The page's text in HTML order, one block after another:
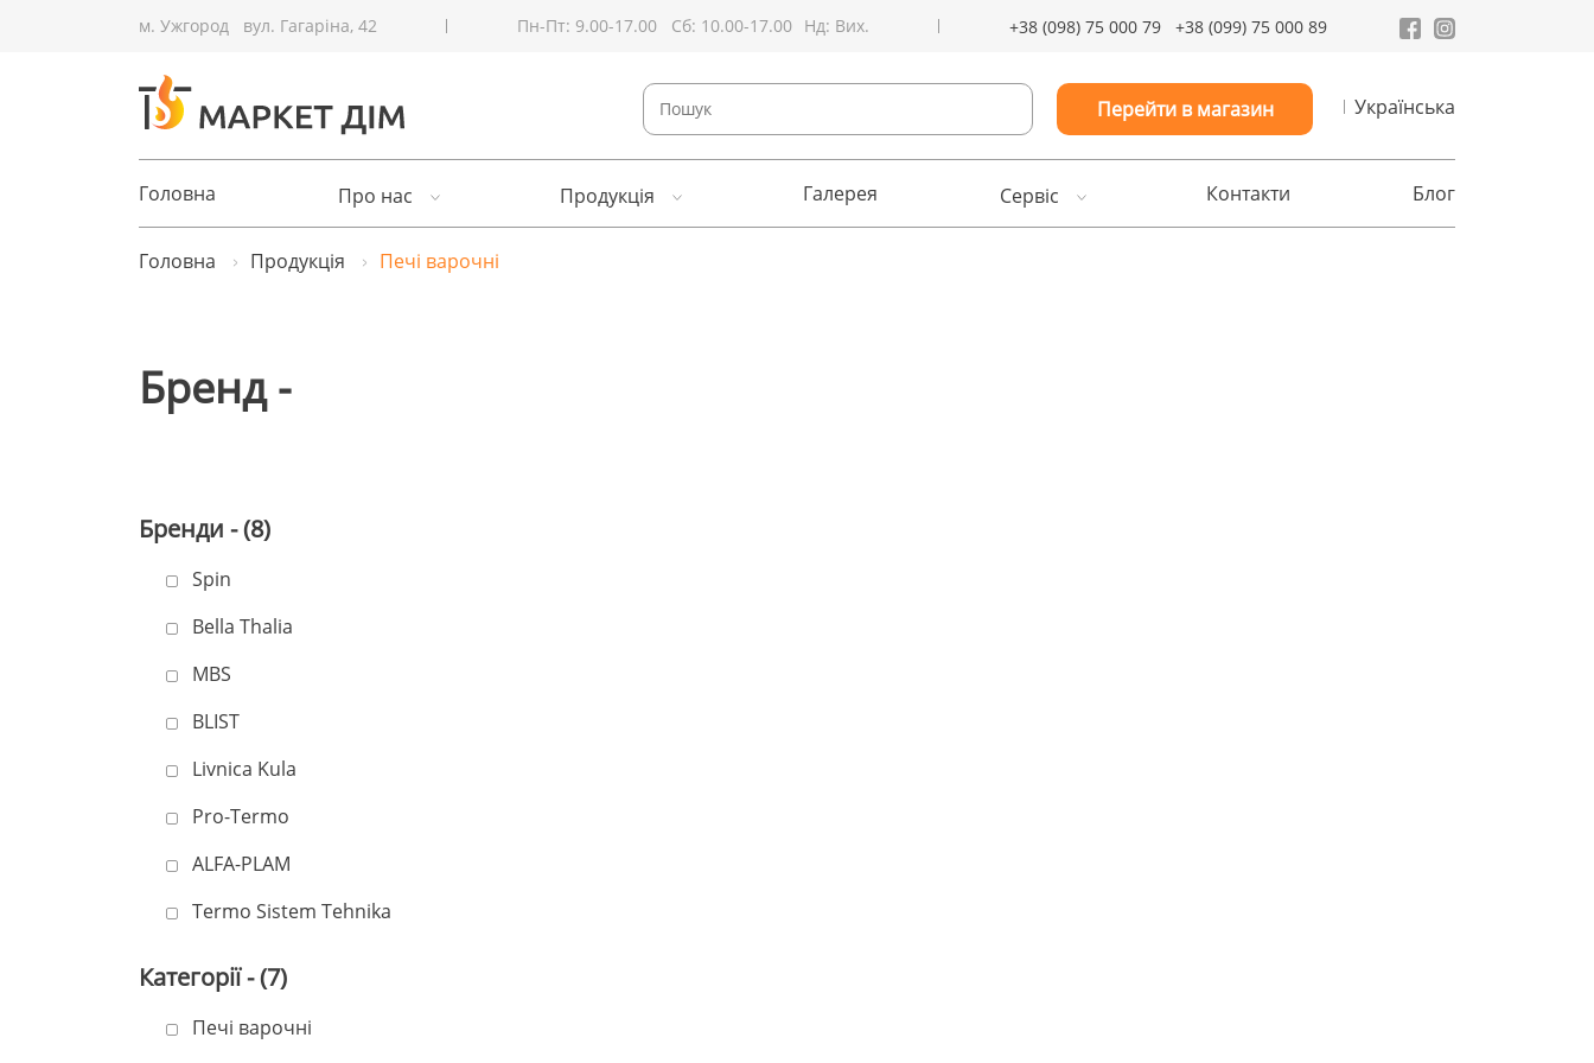
м. Ужгород вул. Гагаріна, 42 Пн-Пт: 9.00-17.00 Сб: 10.00-17.00 Нд: Вих. +38 (098) 75 000 79 +38 (099) 75 000 89
Перейти в магазин Українська
Головна Про нас Продукція Галерея Сервіс Контакти Блог
Головна Продукція Печі варочні
Бренд -
Бренди - (8)
Spin
Bella Thalia
MBS
BLIST
Livnica Kula
Pro-Termo
ALFA-PLAM
Termo Sistem Tehnika
Категорії - (7)
Печі варочні